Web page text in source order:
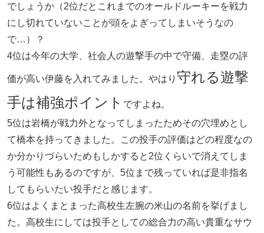
でしょうか（2位だとこれまでのオールドルーキーを戦力
にし切れていないことが頭をよぎってしまいそうなの
で…）？
4位は今年の大学、社会人の遊撃手の中で守備、走塁の評
価が高い伊藤を入れてみました。やはり 守れる遊撃
手は補強ポイント ですよね。
5位は岩橋が戦力外となってしまったためその穴埋めとし
て橋本を持ってきました。この投手の評価はどの程度なの
か分かりづらいためもしかすると2位くらいで消えてしま
う可能性もあるのですが、5位まで残っていれば是非指名
してもらいたい投手だと感じます。
6位はよくまとまった高校生左腕の米山の名前を挙げまし
た。高校生にしては投手としての総合力の高い貴重なサウ